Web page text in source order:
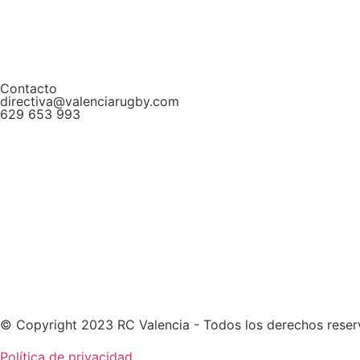
Contacto
directiva@valenciarugby.com
629 653 993
© Copyright 2023 RC Valencia - Todos los derechos